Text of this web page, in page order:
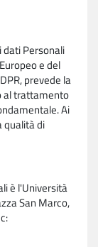
dati Personali
e del
prevede la
al trattamento
Ai
qualità di
è l'Università
San Marco,